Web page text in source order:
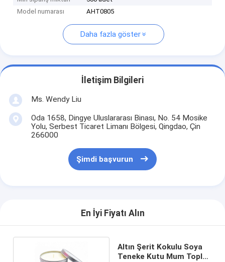
Model numarası
AHT0805
Daha fazla göster
İletişim Bilgileri
Ms. Wendy Liu
Oda 1658, Dingye Uluslararası Binası, No. 54 Mosike
Yolu, Serbest Ticaret Limanı Bölgesi, Qingdao, Çin
266000
Şimdi başvurun
En İyi Fiyatı Alın
Altın Şerit Kokulu Soya
Teneke Kutu Mum Toplu